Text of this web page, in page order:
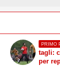
PRIMO
tagli:
per